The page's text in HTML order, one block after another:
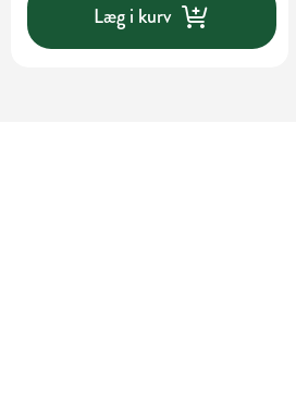
Læg i kurv